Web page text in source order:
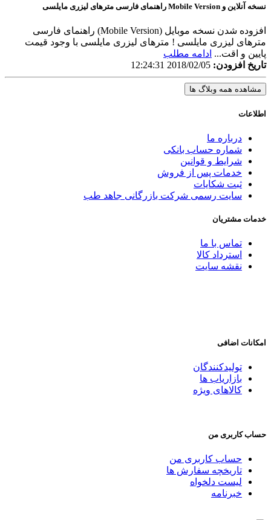
نسخه آنلاین و Mobile Version راهنمای فارسی مترهای لیزری مایلسی
افزوده شدن نسخه موبایل (Mobile Version) راهنمای فارسی
مترهای لیزری مایلسی ! مترهای لیزری مایلسی با وجود قیمت
پایین و اقت... ادامه مطلب
تاریخ افزودن:
مشاهده همه وبلاگ ها
اطلاعات
درباره ما
شماره حساب بانکی
شرایط و قوانین
خدمات پس از فروش
ثبت شکایات
سایت رسمی شرکت بازرگانی جاهد طب
خدمات مشتریان
تماس با ما
استرداد کالا
نقشه سایت
امکانات اضافی
تولیدکنندگان
بازاریاب ها
کالاهای ویژه
حساب کاربری من
حساب کاربری من
تاریخچه سفارش ها
لیست دلخواه
خبرنامه